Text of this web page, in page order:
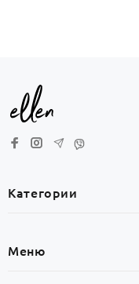
Категории
Мужчинам
Меню